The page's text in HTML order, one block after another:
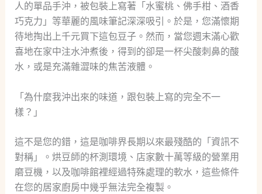
人的單品手沖，被包裝上寫著「水蜜桃、佛手柑、酒香
巧克力」等華麗的風味筆記深深吸引。於是，您滿懷期
待地掏出上千元買下這包豆子。然而，當您週末滿心歡
喜地在家中注水沖煮後，得到的卻是一杯尖酸刺鼻的酸
水，或是充滿雜澀味的焦苦液體。
「為什麼我沖出來的味道，跟包裝上寫的完全不一
樣？」
這不是您的錯，這是咖啡界長期以來最殘酷的「資訊不
對稱」。烘豆師的杯測環境、店家數十萬等級的營業用
磨豆機，以及咖啡館裡經過特殊處理的軟水，這些條件
在您的居家廚房中幾乎無法完全複製。